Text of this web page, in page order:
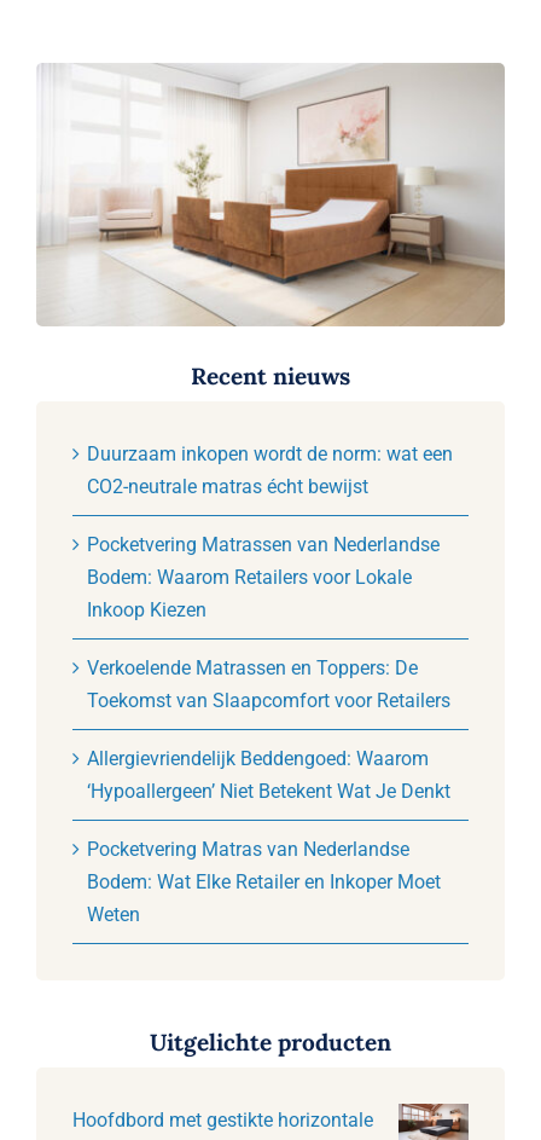
Recent nieuws
Duurzaam inkopen wordt de norm: wat een
CO2-neutrale matras écht bewijst
Pocketvering Matrassen van Nederlandse
Bodem: Waarom Retailers voor Lokale
Inkoop Kiezen
Verkoelende Matrassen en Toppers: De
Toekomst van Slaapcomfort voor Retailers
Allergievriendelijk Beddengoed: Waarom
‘Hypoallergeen’ Niet Betekent Wat Je Denkt
Pocketvering Matras van Nederlandse
Bodem: Wat Elke Retailer en Inkoper Moet
Weten
Uitgelichte producten
Hoofdbord met gestikte horizontale